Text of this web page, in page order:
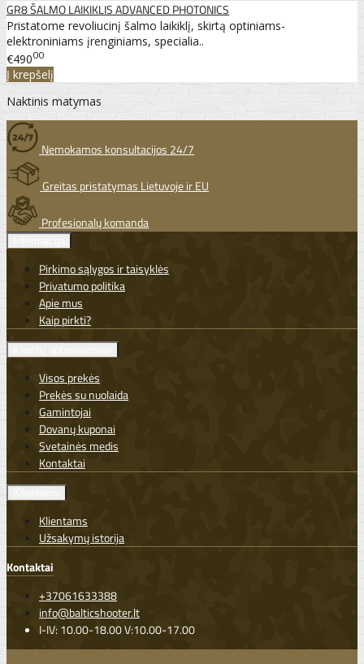
GR8 ŠALMO LAIKIKLIS ADVANCED PHOTONICS
Pristatome revoliucinį šalmo laikiklį, skirtą optiniams-
elektroniniams įrenginiams, specialia..
€49000
Į krepšelį
Naktinis matymas
Nemokamos konsultacijos 24/7
Greitas pristatymas Lietuvoje ir EU
Profesionalų komanda
Pirkimo sąlygos ir taisyklės
Privatumo politika
Apie mus
Kaip pirkti?
Visos prekės
Prekės su nuolaida
Gamintojai
Dovanų kuponai
Svetainės medis
Kontaktai
Klientams
Užsakymų istorija
Kontaktai
+37061633388
info@balticshooter.lt
I-IV: 10.00-18.00 V:10.00-17.00